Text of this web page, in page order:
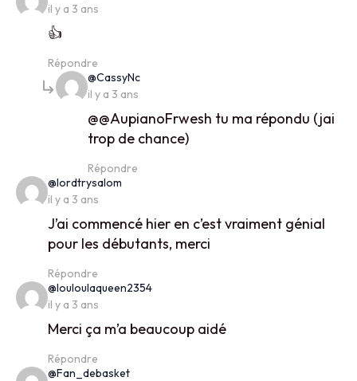
il y a 3 ans
👍
Répondre
@CassyNcsays:
il y a 3 ans
​@@AupianoFrwesh tu ma répondu (jai
trop de chance)
Répondre
@lordtrysalom
il y a 3 ans
J’ai commencé hier en c’est vraiment génial
pour les débutants, merci
Répondre
@louloulaqueen2354says:
il y a 3 ans
Merci ça m’a beaucoup aidé
Répondre
@Fan_debasketsays: